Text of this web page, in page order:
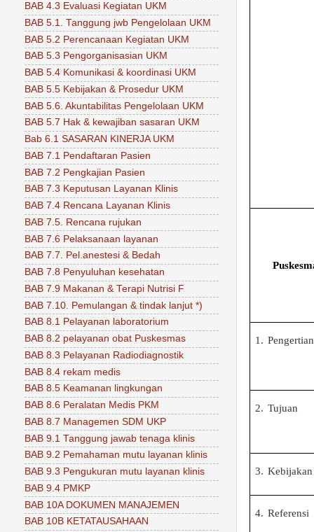
1. Pengertian
2. Tujuan
3. Kebijakan
4. Referensi
BAB 4.3 Evaluasi Kegiatan UKM
BAB 5.1. Tanggung jwb Pengelolaan UKM
BAB 5.2 Perencanaan Kegiatan UKM
BAB 5.3 Pengorganisasian UKM
BAB 5.4 Komunikasi & koordinasi UKM
BAB 5.5 Kebijakan & Prosedur UKM
BAB 5.6. Akuntabilitas Pengelolaan UKM
BAB 5.7 Hak & kewajiban sasaran UKM
Bab 6.1 SASARAN KINERJA UKM
BAB 7.1 Pendaftaran Pasien
BAB 7.2 Pengkajian Pasien
BAB 7.3 Keputusan Layanan Klinis
BAB 7.4 Rencana Layanan Klinis
BAB 7.5. Rencana rujukan
BAB 7.6 Pelaksanaan layanan
BAB 7.7. Pel.anestesi & Bedah
BAB 7.8 Penyuluhan kesehatan
BAB 7.9 Makanan & Terapi Nutrisi F
BAB 7.10. Pemulangan & tindak lanjut *)
BAB 8.1 Pelayanan laboratorium
BAB 8.2 pelayanan obat Puskesmas
BAB 8.3 Pelayanan Radiodiagnostik
BAB 8.4 rekam medis
BAB 8.5 Keamanan lingkungan
BAB 8.6 Peralatan Medis PKM
BAB 8.7 Managemen SDM UKP
BAB 9.1 Tanggung jawab tenaga klinis
BAB 9.2 Pemahaman mutu layanan klinis
BAB 9.3 Pengukuran mutu layanan klinis
BAB 9.4 PMKP
BAB 10A DOKUMEN MANAJEMEN
BAB 10B KETATAUSAHAAN